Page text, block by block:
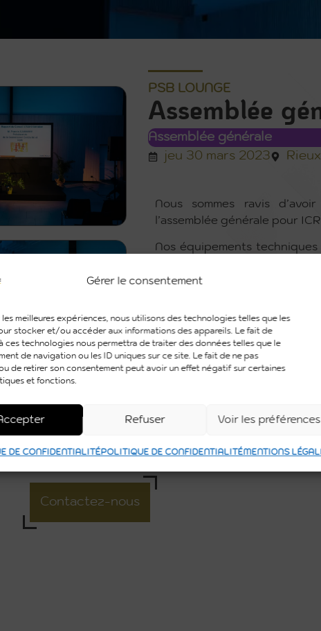
Gérer le consentement
meilleures expériences, nous utilisons des technologies telles que les
stocker et/ou accéder aux informations des appareils. Le fait de
ces technologies nous permettra de traiter des données telles que le
de navigation ou les ID uniques sur ce site. Le fait de ne pas
de retirer son consentement peut avoir un effet négatif sur certaines
et fonctions.
Refuser Voir les préférences
DE CONFIDENTIALITÉPOLITIQUE DE CONFIDENTIALITÉMENTIONS
PSB LOUNGE
Assemblée
Assemblée générale
jeu 30 mars 2023
Nous sommes ravis
l’assemblée générale pour
Nos équipements
tout aussi bien couvrir vos
inaugurations !
Contactez-nous